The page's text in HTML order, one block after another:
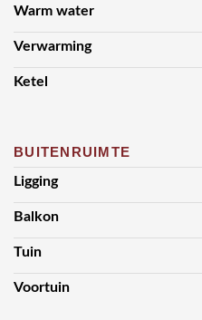
Warm water
Verwarming
Ketel
BUITENRUIMTE
Ligging
Balkon
Tuin
Voortuin